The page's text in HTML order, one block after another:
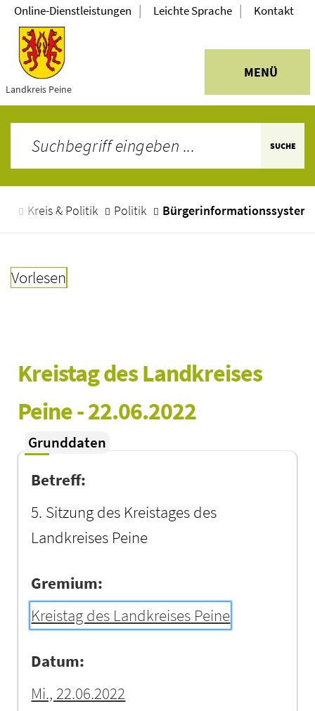
Landkreis Peine
MENÜ
Online-Dienstleistungen | Leichte Sprache | Kontakt
SUCHE
Kreis & Politik Politik Bürgerinformationssystem
Vorlesen
Kreistag des Landkreises
Peine - 22.06.2022
Grunddaten
Betreff:
5. Sitzung des Kreistages des
Landkreises Peine
Gremium:
Kreistag des Landkreises Peine
Datum:
Mi., 22.06.2022